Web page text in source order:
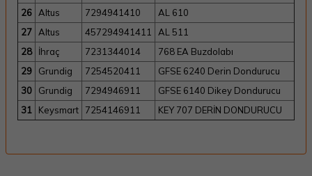
26 Altus 7294941410
AL 610
27 Altus 457294941411
AL 511
28
İhraç 7231344014
768 EA Buzdolabı
29
Grundig 7254520411
GFSE 6240 Derin Dondurucu
30
Grundig 7294946911
GFSE 6140 Dikey Dondurucu
31
Keysmart 7254146911 KEY 707 DERİN DONDURUCU